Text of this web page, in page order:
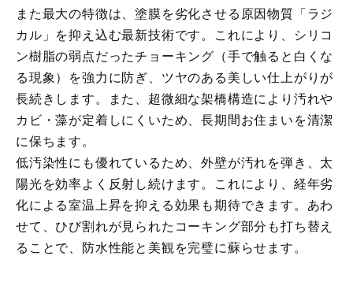
また最大の特徴は、塗膜を劣化させる原因物質「ラジ
カル」を抑え込む最新技術です。これにより、シリコ
ン樹脂の弱点だったチョーキング（手で触ると白くな
る現象）を強力に防ぎ、ツヤのある美しい仕上がりが
長続きします。また、超微細な架橋構造により汚れや
カビ・藻が定着しにくいため、長期間お住まいを清潔
に保ちます。
低汚染性にも優れているため、外壁が汚れを弾き、太
陽光を効率よく反射し続けます。これにより、経年劣
化による室温上昇を抑える効果も期待できます。あわ
せて、ひび割れが見られたコーキング部分も打ち替え
ることで、防水性能と美観を完璧に蘇らせます。